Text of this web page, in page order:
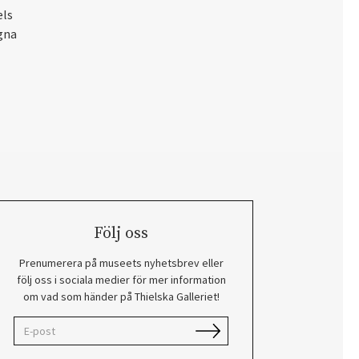
Följ oss
Prenumerera på museets nyhetsbrev eller
följ oss i sociala medier för mer information
om vad som händer på Thielska Galleriet!